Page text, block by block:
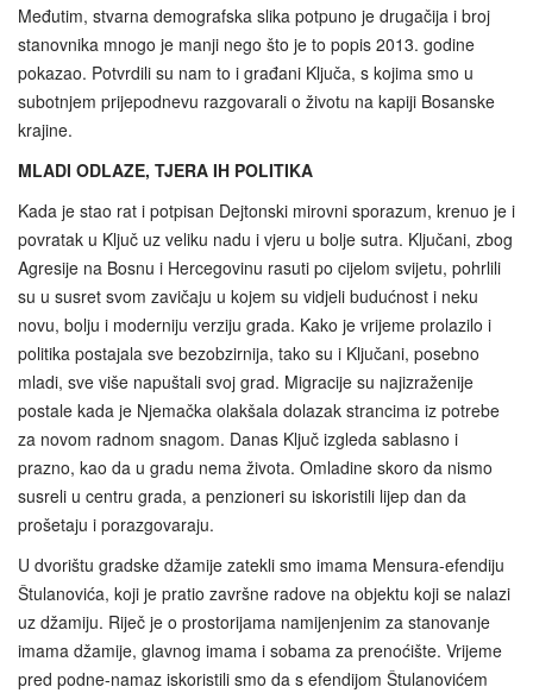
Međutim, stvarna demografska slika potpuno je drugačija i broj
stanovnika mnogo je manji nego što je to popis 2013. godine
pokazao. Potvrdili su nam to i građani Ključa, s kojima smo u
subotnjem prijepodnevu razgovarali o životu na kapiji Bosanske
krajine.
MLADI ODLAZE, TJERA IH POLITIKA
Kada je stao rat i potpisan Dejtonski mirovni sporazum, krenuo je i
povratak u Ključ uz veliku nadu i vjeru u bolje sutra. Ključani, zbog
Agresije na Bosnu i Hercegovinu rasuti po cijelom svijetu, pohrlili
su u susret svom zavičaju u kojem su vidjeli budućnost i neku
novu, bolju i moderniju verziju grada. Kako je vrijeme prolazilo i
politika postajala sve bezobzirnija, tako su i Ključani, posebno
mladi, sve više napuštali svoj grad. Migracije su najizraženije
postale kada je Njemačka olakšala dolazak strancima iz potrebe
za novom radnom snagom. Danas Ključ izgleda sablasno i
prazno, kao da u gradu nema života. Omladine skoro da nismo
susreli u centru grada, a penzioneri su iskoristili lijep dan da
prošetaju i porazgovaraju.
U dvorištu gradske džamije zatekli smo imama Mensura-efendiju
Štulanovića, koji je pratio završne radove na objektu koji se nalazi
uz džamiju. Riječ je o prostorijama namijenjenim za stanovanje
imama džamije, glavnog imama i sobama za prenoćište. Vrijeme
pred podne-namaz iskoristili smo da s efendijom Štulanovićem